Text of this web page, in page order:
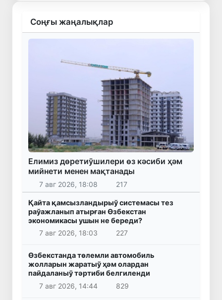
Соңғы жаңалықлар
Елимиз дөретиўшилери өз кәсиби ҳәм
мийнети менен мақтанады
7 авг 2026, 18:08 217
Қайта қамсызландырыў системасы тез
раўажланып атырған Өзбекстан
экономикасы ушын не береди?
7 авг 2026, 18:03
227
Өзбекстанда төлемли автомобиль
жолларын жаратыў ҳәм олардан
пайдаланыў тәртиби белгиленди
7 авг 2026, 14:44
829